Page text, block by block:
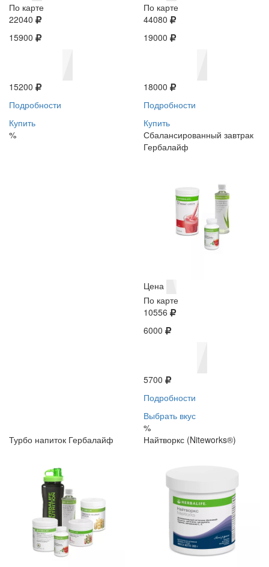
По карте
22040
15900
15200
Подробности
Купить
%
По карте
44080
19000
18000
Подробности
Купить
Сбалансированный завтрак
Гербалайф
Цена
По карте
10556
6000
5700
Подробности
Выбрать вкус
%
Турбо напиток Гербалайф
Найтворкс (Niteworks®)